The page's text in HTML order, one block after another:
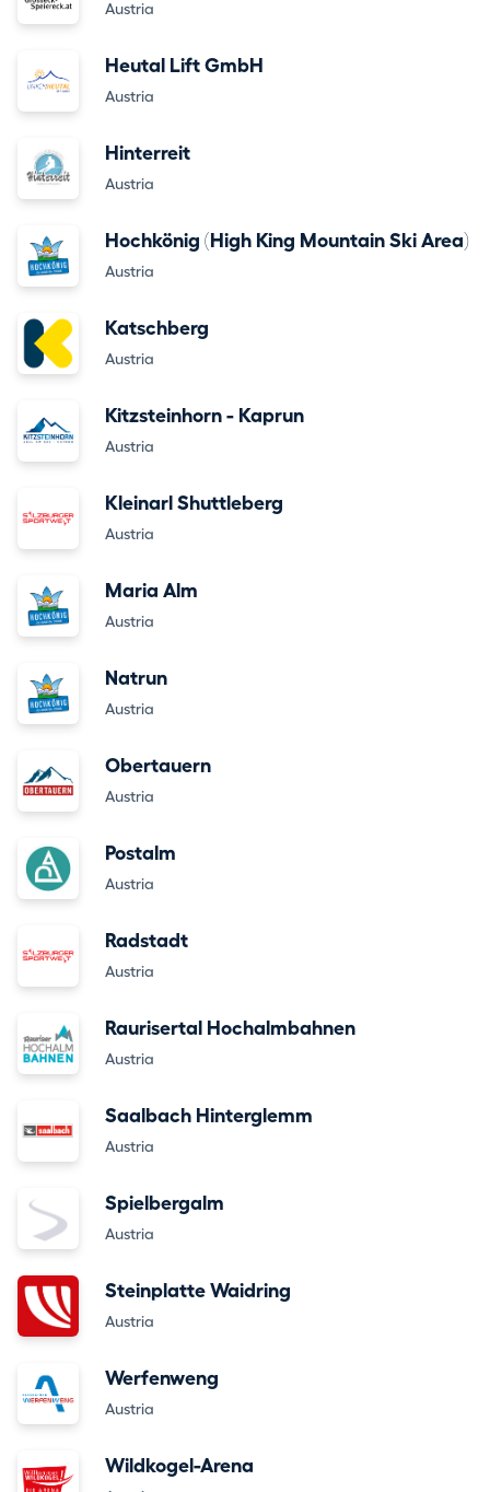
Austria
Heutal Lift GmbH
Austria
Hinterreit
Austria
Hochkönig (High King Mountain Ski Area)
Austria
Katschberg
Austria
Kitzsteinhorn - Kaprun
Austria
Kleinarl Shuttleberg
Austria
Maria Alm
Austria
Natrun
Austria
Obertauern
Austria
Postalm
Austria
Radstadt
Austria
Raurisertal Hochalmbahnen
Austria
Saalbach Hinterglemm
Austria
Spielbergalm
Austria
Steinplatte Waidring
Austria
Werfenweng
Austria
Wildkogel-Arena